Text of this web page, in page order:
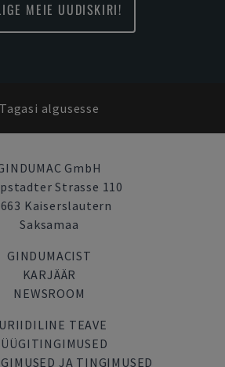
MEIE UUDISKIRI!
Tagasi algusesse
GmbH
Strasse 110
Kaiserslautern
Saksamaa
GINDUMACIST
KARJÄÄR
NEWSROOM
TEAVE
JA TINGIMUSED